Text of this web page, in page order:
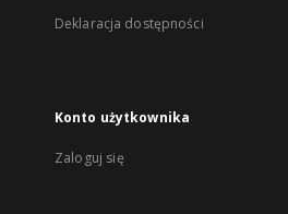
Deklaracja dostępności
Konto użytkownika
Zaloguj się